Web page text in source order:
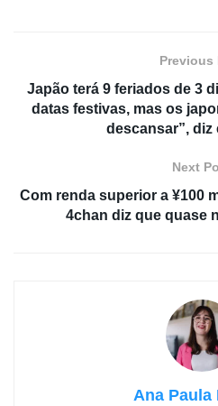
Previous
Japão terá 9 feriados de 3
datas festivas, mas os
descansar”, diz
Next
Com renda superior a ¥100
4chan diz que quase
Ana Paula